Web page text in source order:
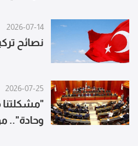
تمهيدًا
2026-07-14
نصائح
2026-07-25
وحادة"..